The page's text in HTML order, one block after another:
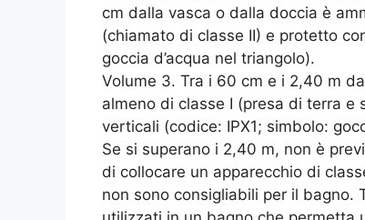
cm dalla vasca o dalla doccia è
(chiamato di classe II) e protetto
goccia d’acqua nel triangolo).
Volume 3. Tra i 60 cm e i 2,40 m
almeno di classe I (presa di terra e
verticali (codice: IPX1; simbolo:
Se si superano i 2,40 m, non è
di collocare un apparecchio di
non sono consigliabili per il bagno.